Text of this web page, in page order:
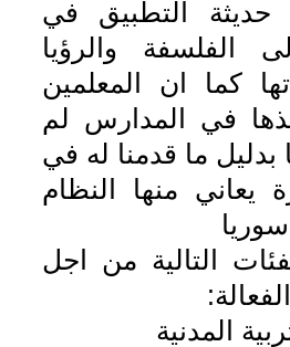
حديثة التطبيق في
الفلسفة والرؤيا
كما ان المعلمين
في المدارس لم
ما قدمنا له في
منها النظام
التالية من اجل
المدنية